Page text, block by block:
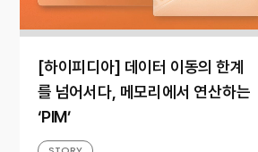
[하이피디아] 데이터 이동의 한계
를 넘어서다, 메모리에서 연산하는
‘PIM’